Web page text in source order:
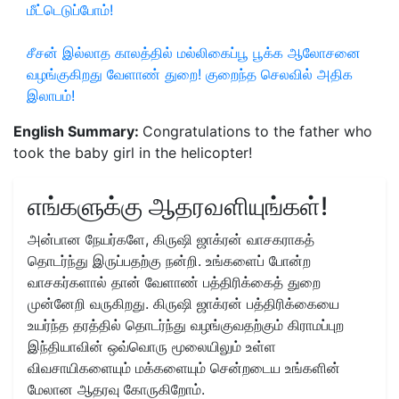
மீட்டெடுப்போம்!
சீசன் இல்லாத காலத்தில் மல்லிகைப்பூ பூக்க ஆலோசனை
வழங்குகிறது வேளாண் துறை! குறைந்த செலவில் அதிக
இலாபம்!
English Summary: Congratulations to the father who
took the baby girl in the helicopter!
எங்களுக்கு ஆதரவளியுங்கள்!
அன்பான நேயர்களே, கிருஷி ஜாக்ரன் வாசகராகத்
தொடர்ந்து இருப்பதற்கு நன்றி. உங்களைப் போன்ற
வாசகர்களால் தான் வேளாண் பத்திரிக்கைத் துறை
முன்னேறி வருகிறது. கிருஷி ஜாக்ரன் பத்திரிக்கையை
உயர்ந்த தரத்தில் தொடர்ந்து வழங்குவதற்கும் கிராமப்புற
இந்தியாவின் ஒவ்வொரு மூலையிலும் உள்ள
விவசாயிகளையும் மக்களையும் சென்றடைய உங்களின்
மேலான ஆதரவு கோருகிறோம்.